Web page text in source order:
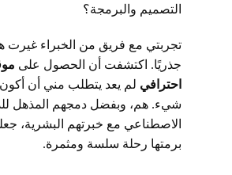
التصميم والبرمجة؟
تجربتي مع فريق من الخبراء غيرت
جذريًا. اكتشفت أن الحصول على
احترافي لم يعد يتطلب مني أن
شيء. هم، وبفضل دمجهم المذهل
الاصطناعي مع خبرتهم البشرية،
برمتها رحلة سلسة ومثمرة.